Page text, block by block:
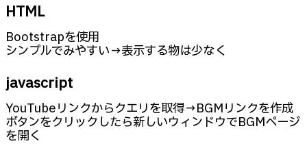
HTML
Bootstrapを使用
シンプルでみやすい→表示する物は少なく
javascript
YouTubeリンクからクエリを取得→BGMリンクを作成
ボタンをクリックしたら新しいウィンドウでBGMページ
を開く